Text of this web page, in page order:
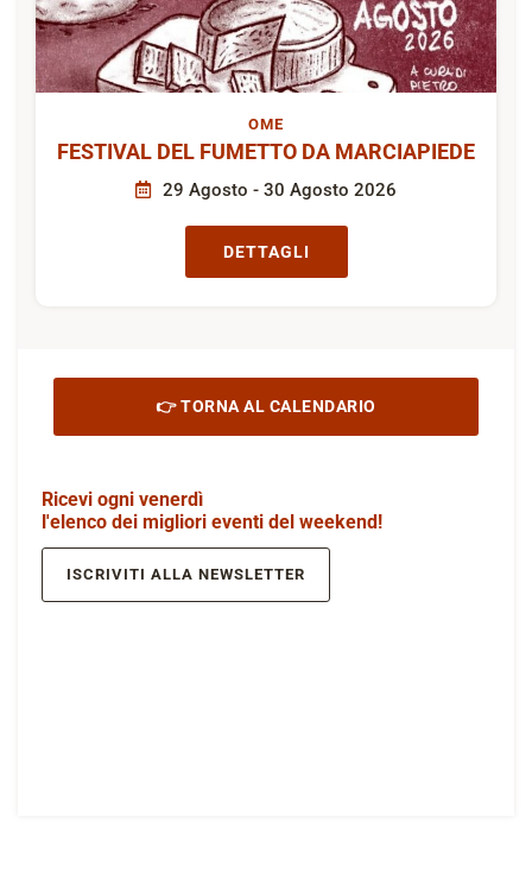
OME
FESTIVAL DEL FUMETTO DA MARCIAPIEDE
29 Agosto - 30 Agosto 2026
DETTAGLI
👉 TORNA AL CALENDARIO
Ricevi ogni venerdì
l'elenco dei migliori eventi del weekend!
ISCRIVITI ALLA NEWSLETTER